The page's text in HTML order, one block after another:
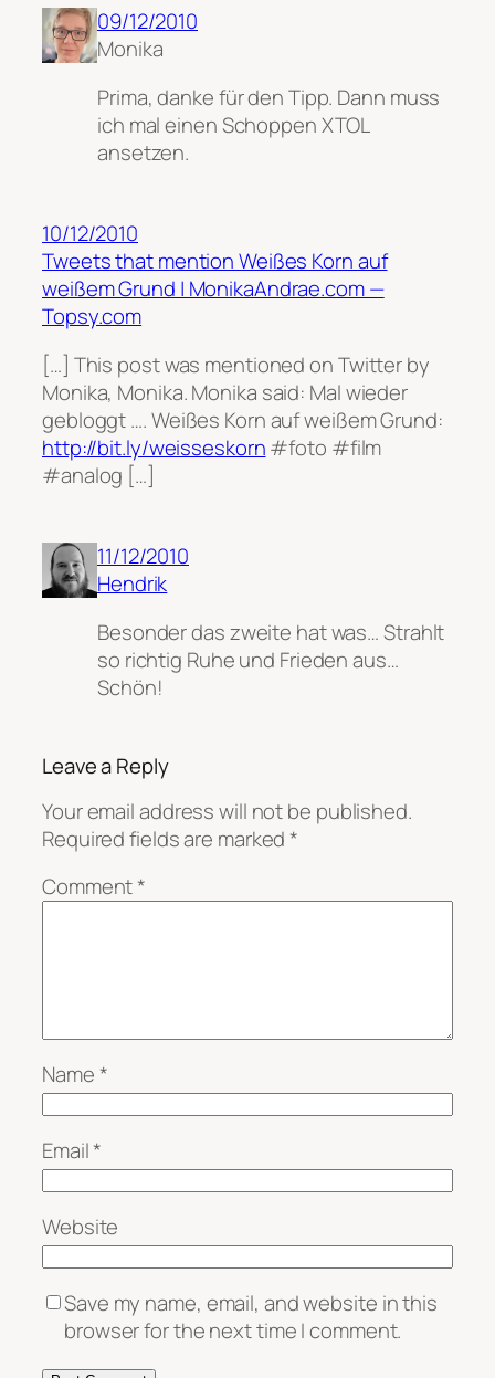
09/12/2010
Monika
Prima, danke für den Tipp. Dann muss
ich mal einen Schoppen XTOL
ansetzen.
10/12/2010
Tweets that mention Weißes Korn auf
weißem Grund | MonikaAndrae.com —
Topsy.com
[…] This post was mentioned on Twitter by
Monika, Monika. Monika said: Mal wieder
gebloggt …. Weißes Korn auf weißem Grund:
http://bit.ly/weisseskorn#foto #film
#analog […]
11/12/2010
Hendrik
Besonder das zweite hat was… Strahlt
so richtig Ruhe und Frieden aus…
Schön!
Leave a Reply
Your email address will not be published.
Required fields are marked*
Comment*
Name*
Email*
Website
Save my name, email, and website in this
browser for the next time I comment.